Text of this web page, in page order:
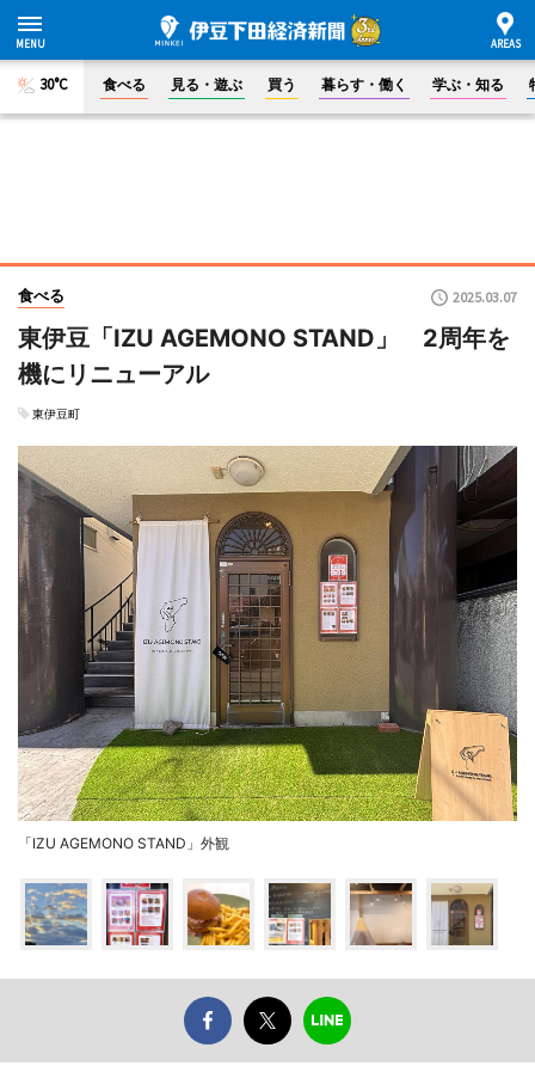
30°C 食べる 見る・遊ぶ 買う 暮らす・働く 学ぶ・知る
食べる 2025.03.07
東伊豆「IZU AGEMONO STAND」 2周年を
機にリニューアル
東伊豆町
「IZU AGEMONO STAND」外観